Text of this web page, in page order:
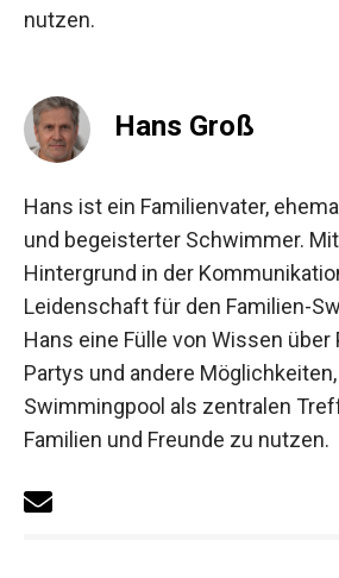
nutzen.
Hans Groß
Hans ist ein Familienvater,
und begeisterter Schwimmer.
Hintergrund in der
Leidenschaft für den Familien-
Hans eine Fülle von Wissen über
Partys und andere
Swimmingpool als zentralen
Familien und Freunde zu nutzen.